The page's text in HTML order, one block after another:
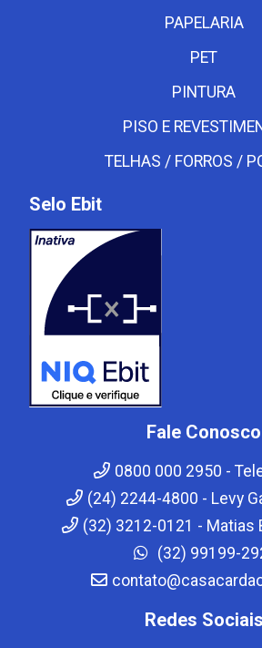
PAPELARIA
PET
PINTURA
PISO E
TELHAS / FORROS /
Selo Ebit
Fale Conosco
0800 000 2950 -
(24) 2244-4800 - Levy
(32) 3212-0121 - Matias
(32) 99199-
Redes Sociais